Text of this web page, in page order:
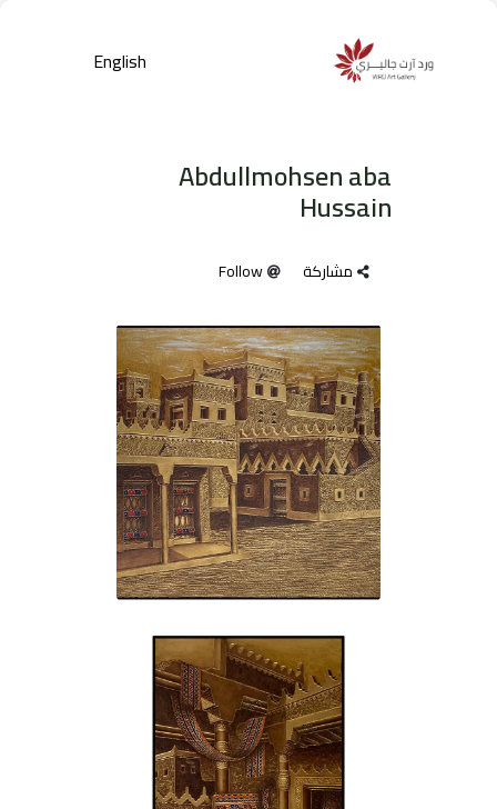
English
Abdullmohsen aba
Hussain
مشاركة Follow